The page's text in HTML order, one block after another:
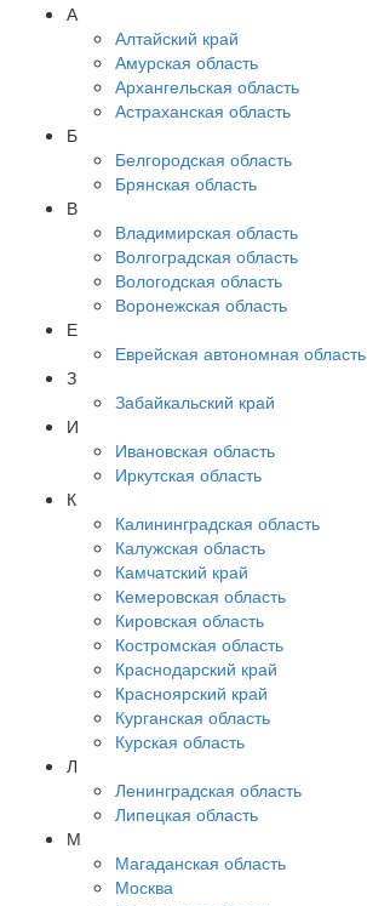
А
Алтайский край
Амурская область
Архангельская область
Астраханская область
Б
Белгородская область
Брянская область
В
Владимирская область
Волгоградская область
Вологодская область
Воронежская область
Е
Еврейская автономная область
З
Забайкальский край
И
Ивановская область
Иркутская область
К
Калининградская область
Калужская область
Камчатский край
Кемеровская область
Кировская область
Костромская область
Краснодарский край
Красноярский край
Курганская область
Курская область
Л
Ленинградская область
Липецкая область
М
Магаданская область
Москва